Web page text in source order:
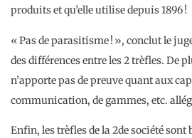
produits et qu’elle utilise depuis 1896 !
« Pas de parasitisme ! », conclut le
des différences entre les 2 trèfles. De
n’apporte pas de preuve quant aux
communication, de gammes, etc.
Enfin, les trèfles de la 2de société sont